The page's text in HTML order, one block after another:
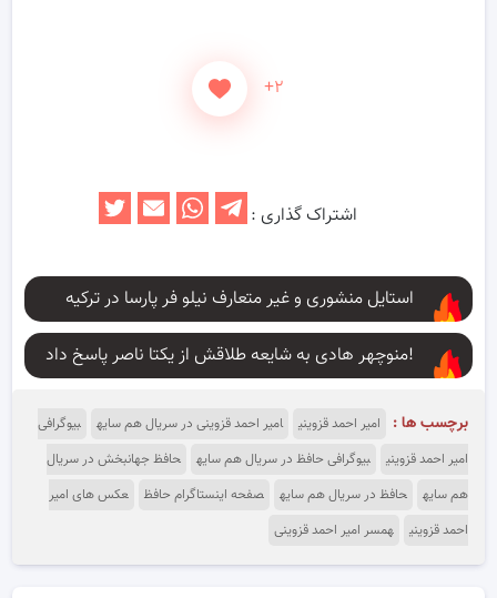
+۲
اشتراک گذاری :
استایل منشوری و غیر متعارف نیلو فر پارسا در ترکیه
منوچهر هادی به شایعه طلاقش از یکتا ناصر پاسخ داد!
برچسب ها : امیر احمد قزوینی امیر احمد قزوینی در سریال هم سایه
بیوگرافی
امیر احمد قزوینی
بیوگرافی حافظ در سریال هم سایه
حافظ جهانبخش در سریال
هم سایه
حافظ در سریال هم سایه صفحه اینستاگرام حافظ
عکس های امیر
احمد قزوینی
همسر امیر احمد قزوینی